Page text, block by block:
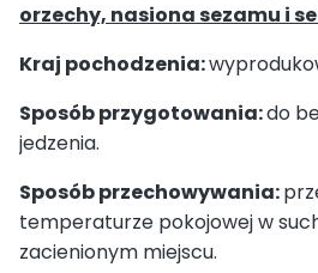
orzechy, nasiona sezamu i
Kraj pochodzenia:
Sposób przygotowania:do
jedzenia.
Sposób przechowywania:
temperaturze pokojowej w
zacienionym miejscu.